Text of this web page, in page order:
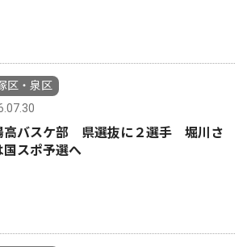
区・泉区
高バスケ部 県選抜に２選手 堀川さ
国スポ予選へ